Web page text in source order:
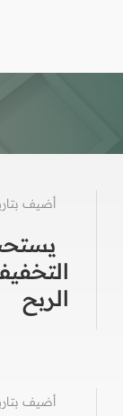
أضيف بتاريخ: 07-
الربح
أضيف بتاريخ: 11-